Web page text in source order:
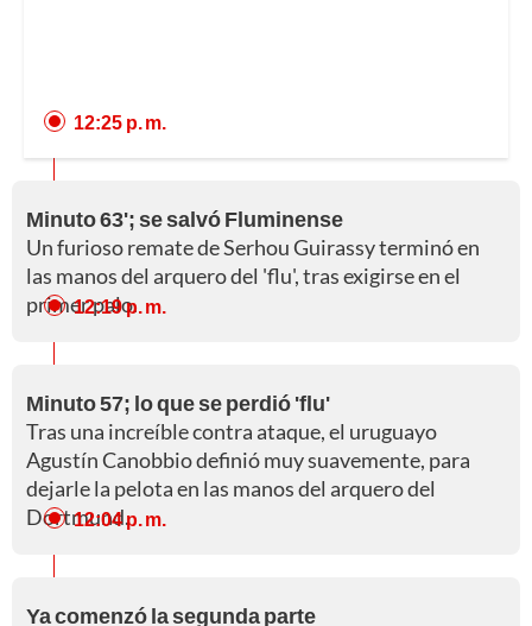
12:25 p. m.
Minuto 63'; se salvó Fluminense
Un furioso remate de Serhou Guirassy terminó en
las manos del arquero del 'flu', tras exigirse en el
primer palo.
12:19 p. m.
Minuto 57; lo que se perdió 'flu'
Tras una increíble contra ataque, el uruguayo
Agustín Canobbio definió muy suavemente, para
dejarle la pelota en las manos del arquero del
Dortmund.
12:04 p. m.
Ya comenzó la segunda parte